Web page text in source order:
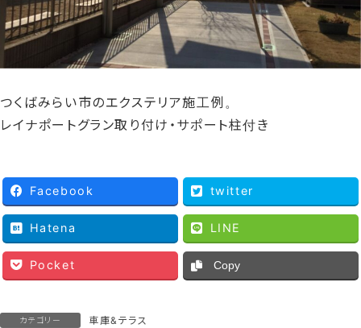
つくばみらい市のエクステリア施工例。
レイナポートグラン取り付け・サポート柱付き
Facebook twitter
Hatena LINE
Pocket Copy
カテゴリー 車庫&テラス